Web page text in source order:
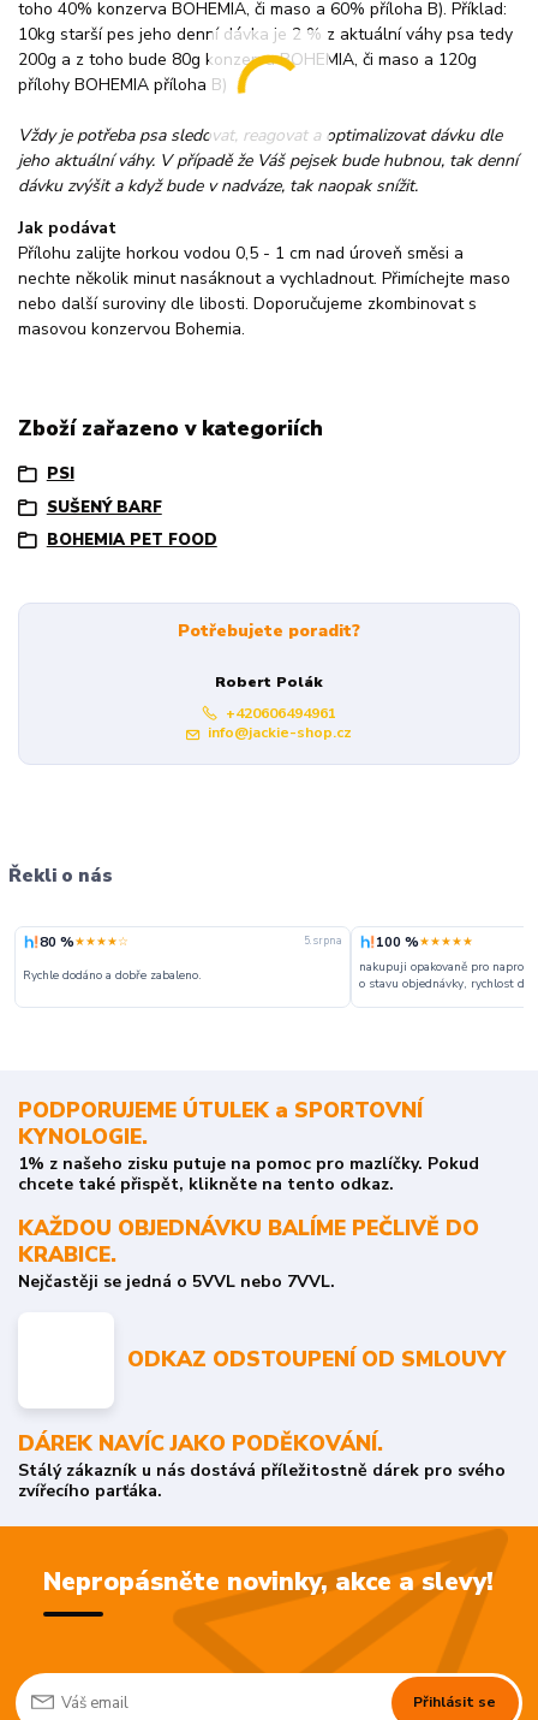
toho 40% konzerva BOHEMIA, či maso a 60% příloha B). Příklad:
10kg starší pes jeho denní dávka je 2 % z aktuální váhy psa tedy
200g a z toho bude 80g konzerva BOHEMIA, či maso a 120g
přílohy BOHEMIA příloha B)
Vždy je potřeba psa sledovat, reagovat a optimalizovat dávku dle
jeho aktuální váhy. V případě že Váš pejsek bude hubnou, tak denní
dávku zvýšit a když bude v nadváze, tak naopak snížit.
Jak podávat
Přílohu zalijte horkou vodou 0,5 - 1 cm nad úroveň směsi a
nechte několik minut nasáknout a vychladnout. Přimíchejte maso
nebo další suroviny dle libosti. Doporučujeme zkombinovat s
masovou konzervou Bohemia.
Zboží zařazeno v kategoriích
PSI
SUŠENÝ BARF
BOHEMIA PET FOOD
Potřebujete poradit?
Robert Polák
+420606494961
info@jackie-shop.cz
Řekli o nás
80 %★★★★☆ 5. srpna
Rychle dodáno a dobře zabaleno.
100 %★★★★★
nakupuji opakovaně pro
o stavu objednávky, rychlost
PODPORUJEME ÚTULEK a SPORTOVNÍ
KYNOLOGIE.
1% z našeho zisku putuje na pomoc pro mazlíčky. Pokud
chcete také přispět, klikněte na tento odkaz.
KAŽDOU OBJEDNÁVKU BALÍME PEČLIVĚ DO
KRABICE.
Nejčastěji se jedná o 5VVL nebo 7VVL.
ODKAZ ODSTOUPENÍ OD SMLOUVY
DÁREK NAVÍC JAKO PODĚKOVÁNÍ.
Stálý zákazník u nás dostává příležitostně dárek pro svého
zvířecího parťáka.
Nepropásněte novinky, akce a slevy!
Přihlásit se